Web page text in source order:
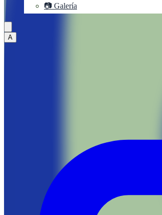
📷 Galería
A